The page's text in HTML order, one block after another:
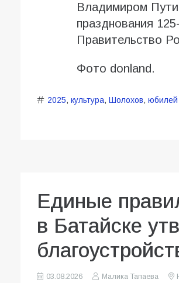
Владимиром
празднования
Правительство
Фото donland.
2025, культура, Шолохов, юбилей
Единые
в Батайске
03.08.2026 Малика Тапаева